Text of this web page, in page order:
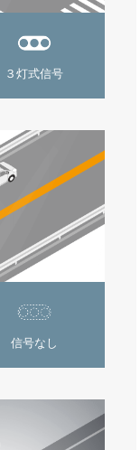
３灯式信号
信号なし